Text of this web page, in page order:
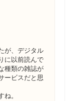
が、デジタル
に以前読んで
種類の雑誌が
ービスだと思
。